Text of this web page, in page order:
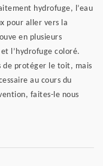
hydrofuge, l’eau
pour aller vers la
en plusieurs
l’hydrofuge coloré.
de protéger le toit, mais
au cours du
faites-le nous